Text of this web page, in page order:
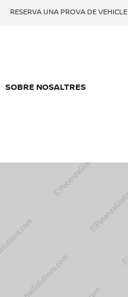
RESERVA UNA PROVA DE VEHICLE
SOBRE NOSALTRES